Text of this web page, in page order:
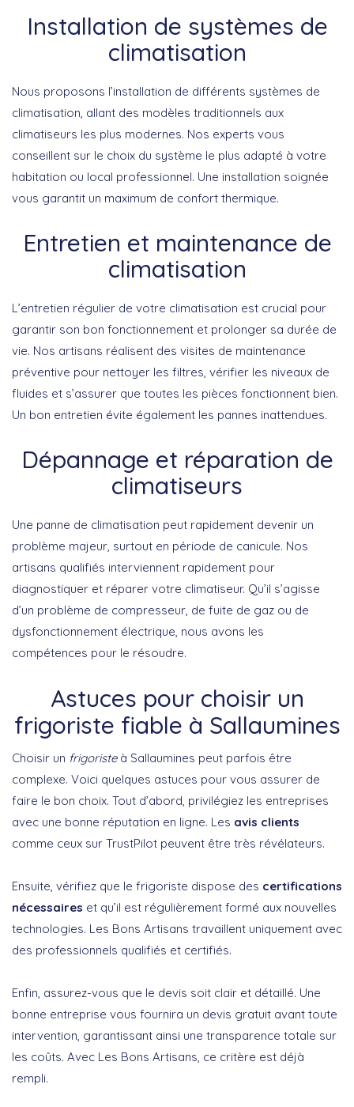
Installation de systèmes de
climatisation
Nous proposons l’installation de différents systèmes de
climatisation, allant des modèles traditionnels aux
climatiseurs les plus modernes. Nos experts vous
conseillent sur le choix du système le plus adapté à votre
habitation ou local professionnel. Une installation soignée
vous garantit un maximum de confort thermique.
Entretien et maintenance de
climatisation
L’entretien régulier de votre climatisation est crucial pour
garantir son bon fonctionnement et prolonger sa durée de
vie. Nos artisans réalisent des visites de maintenance
préventive pour nettoyer les filtres, vérifier les niveaux de
fluides et s’assurer que toutes les pièces fonctionnent bien.
Un bon entretien évite également les pannes inattendues.
Dépannage et réparation de
climatiseurs
Une panne de climatisation peut rapidement devenir un
problème majeur, surtout en période de canicule. Nos
artisans qualifiés interviennent rapidement pour
diagnostiquer et réparer votre climatiseur. Qu’il s’agisse
d’un problème de compresseur, de fuite de gaz ou de
dysfonctionnement électrique, nous avons les
compétences pour le résoudre.
Astuces pour choisir un
frigoriste fiable à Sallaumines
Choisir un frigoristeà Sallaumines peut parfois être
complexe. Voici quelques astuces pour vous assurer de
faire le bon choix. Tout d’abord, privilégiez les entreprises
avec une bonne réputation en ligne. Les avis clients
comme ceux sur TrustPilot peuvent être très révélateurs.
Ensuite, vérifiez que le frigoriste dispose des certifications
nécessaires et qu’il est régulièrement formé aux nouvelles
technologies. Les Bons Artisans travaillent uniquement avec
des professionnels qualifiés et certifiés.
Enfin, assurez-vous que le devis soit clair et détaillé. Une
bonne entreprise vous fournira un devis gratuit avant toute
intervention, garantissant ainsi une transparence totale sur
les coûts. Avec Les Bons Artisans, ce critère est déjà
rempli.